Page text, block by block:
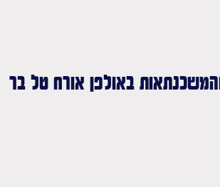
באולפן אורח טל בר